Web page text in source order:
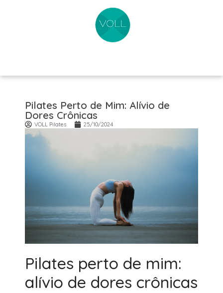
Pilates Perto de Mim: Alívio de
Dores Crônicas
VOLL Pilates 25/10/2024
Pilates perto de mim:
alívio de dores crônicas